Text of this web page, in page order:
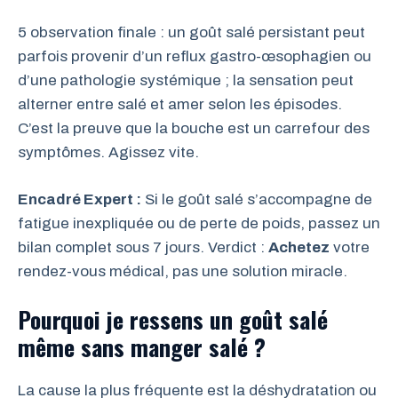
5 observation finale : un goût salé persistant peut
parfois provenir d’un reflux gastro-œsophagien ou
d’une pathologie systémique ; la sensation peut
alterner entre salé et amer selon les épisodes.
C’est la preuve que la bouche est un carrefour des
symptômes. Agissez vite.
Encadré Expert : Si le goût salé s’accompagne de
fatigue inexpliquée ou de perte de poids, passez un
bilan complet sous 7 jours. Verdict : Achetez votre
rendez-vous médical, pas une solution miracle.
Pourquoi je ressens un goût salé
même sans manger salé ?
La cause la plus fréquente est la déshydratation ou